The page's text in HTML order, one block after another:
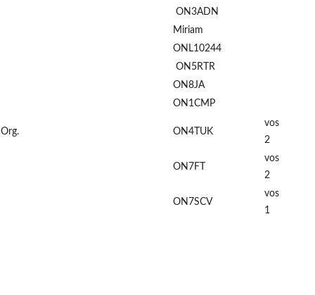
ON3ADN
Miriam
ONL10244
ON5RTR
ON8JA
ON1CMP
Org. ON4TUK
vos
2
ON7FT
vos
2
ON7SCV
vos
1